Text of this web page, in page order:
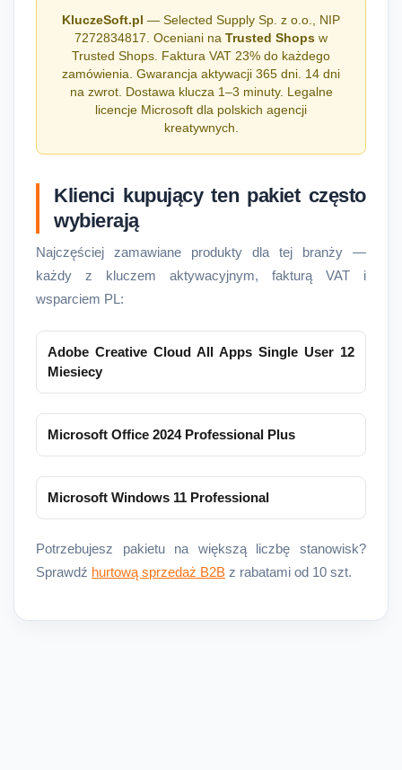
KluczeSoft.pl — Selected Supply Sp. z o.o., NIP
7272834817. Oceniani na Trusted Shops w
Trusted Shops. Faktura VAT 23% do każdego
zamówienia. Gwarancja aktywacji 365 dni. 14 dni
na zwrot. Dostawa klucza 1–3 minuty. Legalne
licencje Microsoft dla polskich agencji
kreatywnych.
Klienci kupujący ten pakiet często
wybierają
Najczęściej zamawiane produkty dla tej branży —
każdy z kluczem aktywacyjnym, fakturą VAT i
wsparciem PL:
Adobe Creative Cloud All Apps Single User 12
Miesiecy
Microsoft Office 2024 Professional Plus
Microsoft Windows 11 Professional
Potrzebujesz pakietu na większą liczbę stanowisk?
Sprawdź hurtową sprzedaż B2B z rabatami od 10 szt.